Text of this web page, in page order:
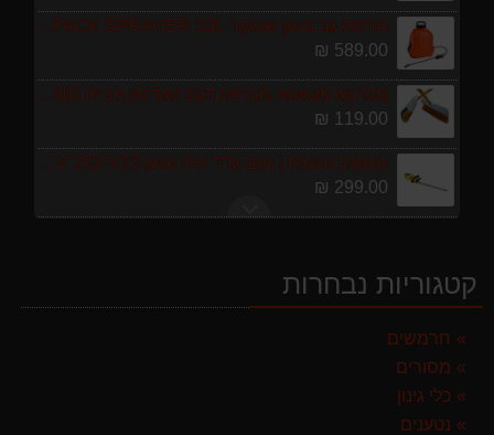
מרסס גב נטען שטוקר STOCKER BACKPACK SPRAYER 10L איטליה
589.00 ₪
מגרטא מטאטא מגרפה דגם האדסון מבית GARLAND ספרד
119.00 ₪
מגזמת נטענת | גוזם גדר חיה נטען GARLAND SET KEEPER 20V 252-V23 גוף בלבד
299.00 ₪
מברג נטען היברו HYBRO H300
קטגוריות נבחרות
חרמשים
מסורים
כלי גינון
נטענים